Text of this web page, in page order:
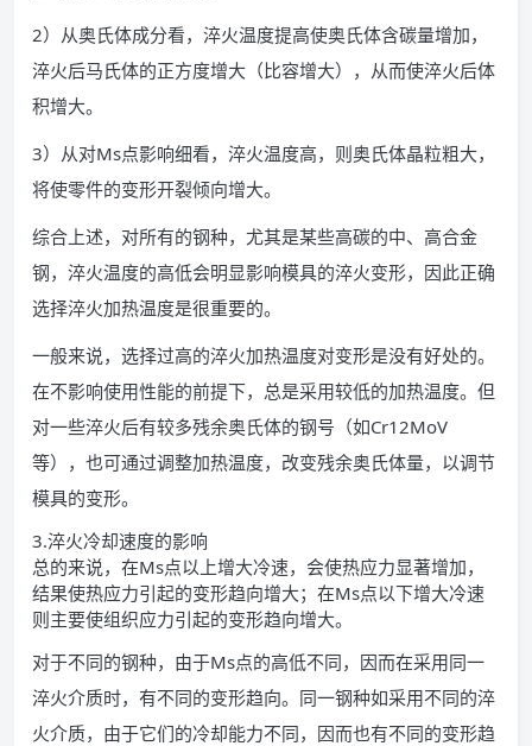
2）从奥氏体成分看，淬火温度提高使奥氏体含碳量增加，
淬火后马氏体的正方度增大（比容增大），从而使淬火后体
积增大。
3）从对Ms点影响细看，淬火温度高，则奥氏体晶粒粗大，
将使零件的变形开裂倾向增大。
综合上述，对所有的钢种，尤其是某些高碳的中、高合金
钢，淬火温度的高低会明显影响模具的淬火变形，因此正确
选择淬火加热温度是很重要的。
一般来说，选择过高的淬火加热温度对变形是没有好处的。
在不影响使用性能的前提下，总是采用较低的加热温度。但
对一些淬火后有较多残余奥氏体的钢号（如Cr12MoV
等），也可通过调整加热温度，改变残余奥氏体量，以调节
模具的变形。
3.淬火冷却速度的影响
总的来说，在Ms点以上增大冷速，会使热应力显著增加，
结果使热应力引起的变形趋向增大；在Ms点以下增大冷速
则主要使组织应力引起的变形趋向增大。
对于不同的钢种，由于Ms点的高低不同，因而在采用同一
淬火介质时，有不同的变形趋向。同一钢种如采用不同的淬
火介质，由于它们的冷却能力不同，因而也有不同的变形趋